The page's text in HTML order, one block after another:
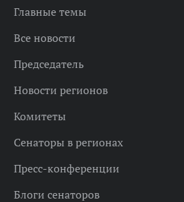
Главные темы
Все новости
Председатель
Новости регионов
Комитеты
Сенаторы в регионах
Пресс-конференции
Блоги сенаторов